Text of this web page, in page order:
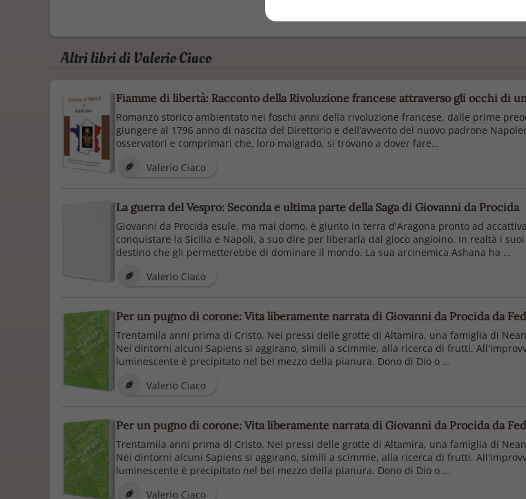
Altri libri di Valerio Ciaco
Fiamme di libertà: Racconto della Rivoluzione francese attraverso gli occhi di
Romanzo storico ambientato nei foschi anni della rivoluzione francese, dalle prime
giungere al 1796 anno di nascita del Direttorio e dell’avvento del nuovo padrone
osservatori e comprimari che, loro malgrado, si trovano a dover fare...
Valerio Ciaco
La guerra del Vespro: Seconda e ultima parte della Saga di Giovanni da Procida
Giovanni da Procida esule, ma mai domo, è giunto in terra d'Aragona pronto ad
conquistare la Sicilia e Napoli, a suo dire per liberarla dal gioco angioino. In realtà i
destino che gli permetterebbe di dominare il mondo. La sua arcinemica Ashana ha ...
Valerio Ciaco
Per un pugno di corone: Vita liberamente narrata di Giovanni da Procida da
Trentamila anni prima di Cristo. Nei pressi delle grotte di Altamira, una famiglia di
Nei dintorni alcuni Sapiens si aggirano, simili a scimmie, alla ricerca di frutti.
luminescente è precipitato nel bel mezzo della pianura. Dono di Dio o ...
Valerio Ciaco
Per un pugno di corone: Vita liberamente narrata di Giovanni da Procida da
Trentamila anni prima di Cristo. Nei pressi delle grotte di Altamira, una famiglia di
Nei dintorni alcuni Sapiens si aggirano, simili a scimmie, alla ricerca di frutti.
luminescente è precipitato nel bel mezzo della pianura. Dono di Dio o ...
Valerio Ciaco